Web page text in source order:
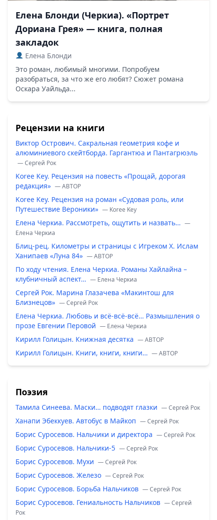
Елена Блонди (Черкиа). «Портрет
Дориана Грея» — книга, полная
закладок
Елена Блонди
Это роман, любимый многими. Попробуем
разобраться, за что же его любят? Сюжет романа
Оскара Уайльда...
Рецензии на книги
Виктор Острович. Сакральная геометрия кофе и
алюминиевого скейтборда. Гаргантюа и Пантагрюэль
— Сергей Рок
Koree Key. Рецензия на повесть «Прощай, дорогая
редакция» — ABTOP
Koree Key. Рецензия на роман «Судовая роль, или
Путешествие Вероники» — Koree Key
Елена Черкиа. Рассмотреть, ощутить и назвать… —
Елена Черкиа
Блиц-рец. Километры и страницы с Игреком Х. Ислам
Ханипаев «Луна 84» — ABTOP
По ходу чтения. Елена Черкиа. Романы Хайлайна –
клубничный аспект… — Елена Черкиа
Сергей Рок. Марина Глазачева «Макинтош для
Близнецов» — Сергей Рок
Елена Черкиа. Любовь и всё-всё-всё… Размышления о
прозе Евгении Перовой — Елена Черкиа
Кирилл Голицын. Книжная десятка — ABTOP
Кирилл Голицын. Книги, книги, книги… — ABTOP
Поэзия
Тамила Синеева. Маски… подводят глазки — Сергей Рок
Ханапи Эбеккуев. Автобус в Майкоп — Сергей Рок
Борис Суросевов. Нальчики и директора — Сергей Рок
Борис Суросевов. Нальчики-5 — Сергей Рок
Борис Суросевов. Мухи — Сергей Рок
Борис Суросевов. Железо — Сергей Рок
Борис Суросевов. Борьба Нальчиков — Сергей Рок
Борис Суросевов. Гениальность Нальчиков — Сергей
Рок